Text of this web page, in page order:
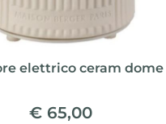
elettrico ceram dome
€ 65,00